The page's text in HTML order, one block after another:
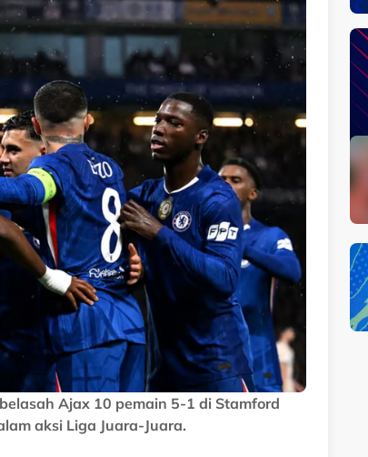
Ajax 10 pemain 5-1 di Stamford
aksi Liga Juara-Juara.